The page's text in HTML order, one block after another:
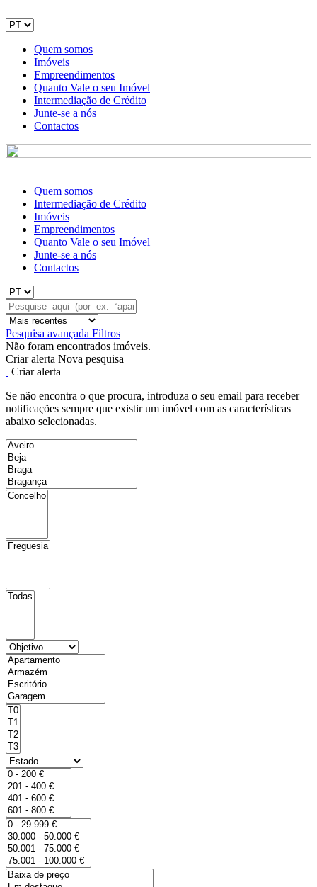
Quem somos
Imóveis
Empreendimentos
Quanto Vale o seu Imóvel
Intermediação de Crédito
Junte-se a nós
Contactos
Quem somos
Intermediação de Crédito
Imóveis
Empreendimentos
Quanto Vale o seu Imóvel
Junte-se a nós
Contactos
Pesquisa avançada Filtros
Não foram encontrados imóveis.
Criar alerta Nova pesquisa
Criar alerta
Se não encontra o que procura, introduza o seu email para receber
notificações sempre que existir um imóvel com as características
abaixo selecionadas.